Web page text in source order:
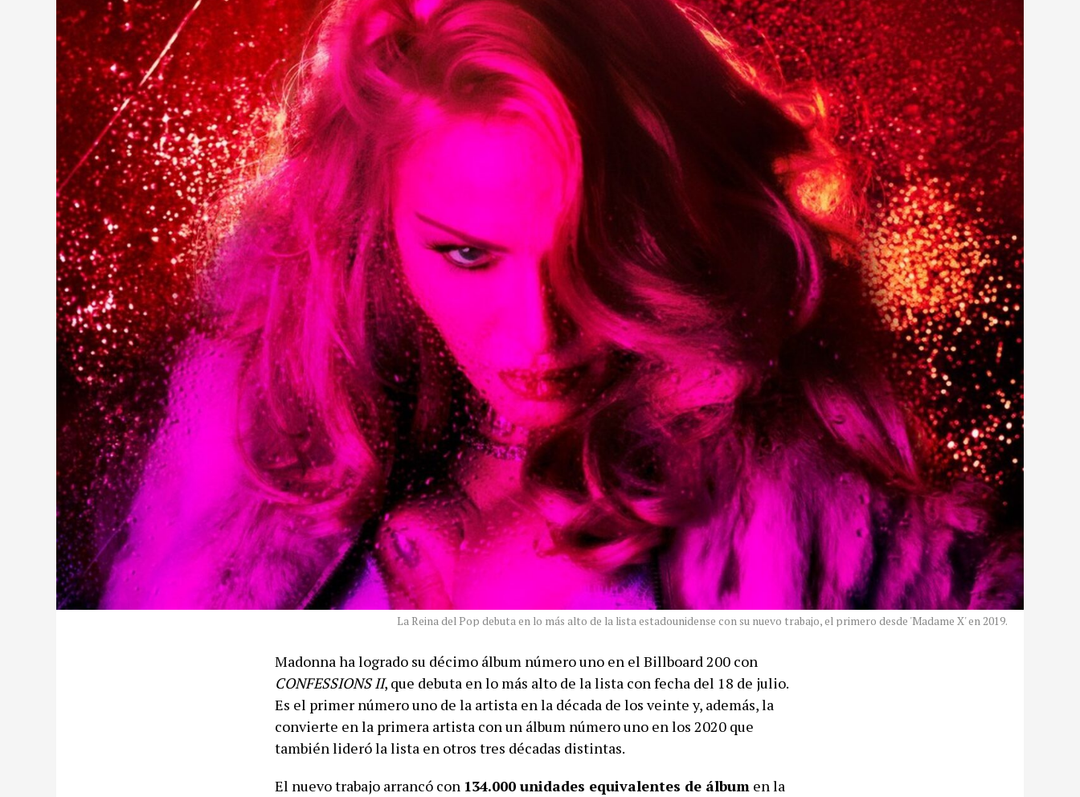
La Reina del Pop debuta en lo más alto de la lista estadounidense con su nuevo trabajo, el primero desde 'Madame X' en 2019.
Madonna ha logrado su décimo álbum número uno en el Billboard 200 con
CONFESSIONS II, que debuta en lo más alto de la lista con fecha del 18 de julio.
Es el primer número uno de la artista en la década de los veinte y, además, la
convierte en la primera artista con un álbum número uno en los 2020 que
también lideró la lista en otros tres décadas distintas.
El nuevo trabajo arrancó con 134.000 unidades equivalentes de álbum en la